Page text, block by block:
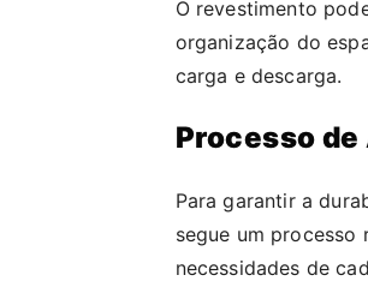
O revestimento
organização do
carga e descarga.
Processo
Para garantir a
segue um processo
necessidades de